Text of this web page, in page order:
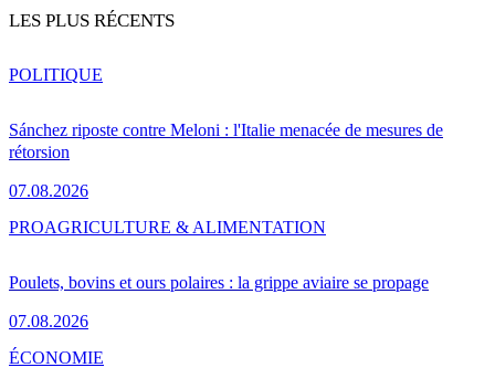
LES PLUS RÉCENTS
Sánchez riposte contre Meloni : l'Italie menacée de mesures de
rétorsion
07.08.2026
POLITIQUE
Poulets, bovins et ours polaires : la grippe aviaire se propage
07.08.2026
PROAGRICULTURE & ALIMENTATION
ÉCONOMIE